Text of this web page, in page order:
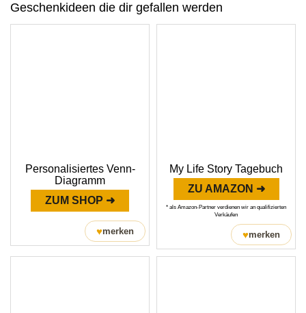
Geschenkideen die dir gefallen werden
Personalisiertes Venn-
Diagramm
ZUM SHOP ➜
♥merken
My Life Story Tagebuch
ZU AMAZON ➜
* als Amazon-Partner verdienen wir an qualifizierten
Verkäufen
♥merken